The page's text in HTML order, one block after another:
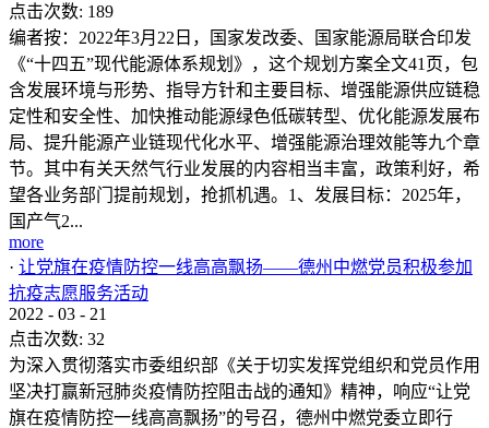
点击次数: 189
编者按：2022年3月22日，国家发改委、国家能源局联合印发
《“十四五”现代能源体系规划》，这个规划方案全文41页，包
含发展环境与形势、指导方针和主要目标、增强能源供应链稳
定性和安全性、加快推动能源绿色低碳转型、优化能源发展布
局、提升能源产业链现代化水平、增强能源治理效能等九个章
节。其中有关天然气行业发展的内容相当丰富，政策利好，希
望各业务部门提前规划，抢抓机遇。1、发展目标：2025年，
国产气2...
more
· 让党旗在疫情防控一线高高飘扬——德州中燃党员积极参加
抗疫志愿服务活动
2022 - 03 - 21
点击次数: 32
为深入贯彻落实市委组织部《关于切实发挥党组织和党员作用
坚决打赢新冠肺炎疫情防控阻击战的通知》精神，响应“让党
旗在疫情防控一线高高飘扬”的号召，德州中燃党委立即行